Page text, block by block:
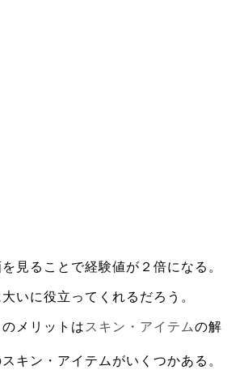
見ることで経験値が２倍になる。
いに役立ってくれるだろう。
メリットは スキン・アイテムの解
キン・アイテムがいくつかある。